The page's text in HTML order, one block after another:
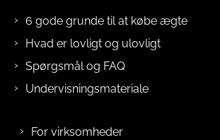
6 gode grunde til at købe ægte
Hvad er lovligt og ulovligt
Spørgsmål og FAQ
Undervisningsmateriale
For virksomheder